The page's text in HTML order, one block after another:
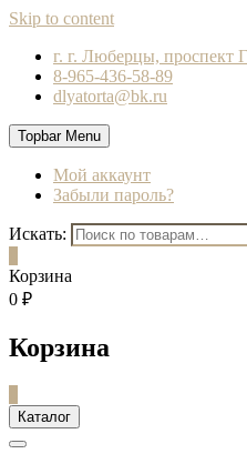
Skip to content
г. г. Люберцы, проспект
8-965-436-58-89
dlyatorta@bk.ru
Topbar Menu
Мой аккаунт
Забыли пароль?
Искать:
Корзина
0 ₽
Корзина
Каталог